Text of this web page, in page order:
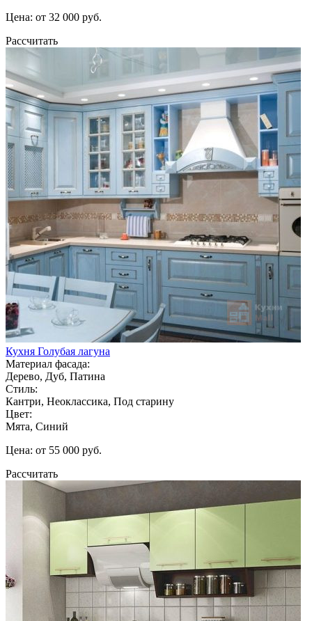
Цена: от 32 000 руб.
Рассчитать
Кухня Голубая лагуна
Материал фасада:
Дерево, Дуб, Патина
Стиль:
Кантри, Неоклассика, Под старину
Цвет:
Мята, Синий
Цена: от 55 000 руб.
Рассчитать